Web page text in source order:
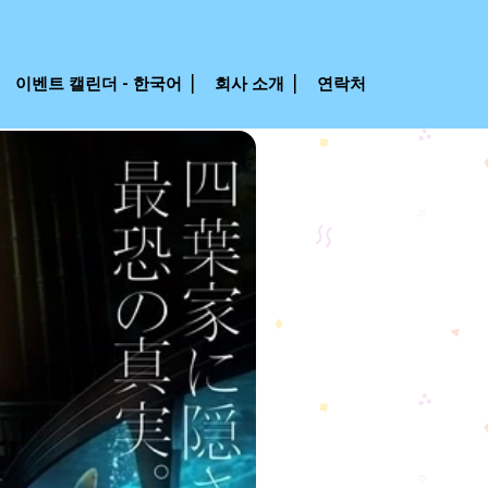
이벤트 캘린더 - 한국어 회사 소개 연락처